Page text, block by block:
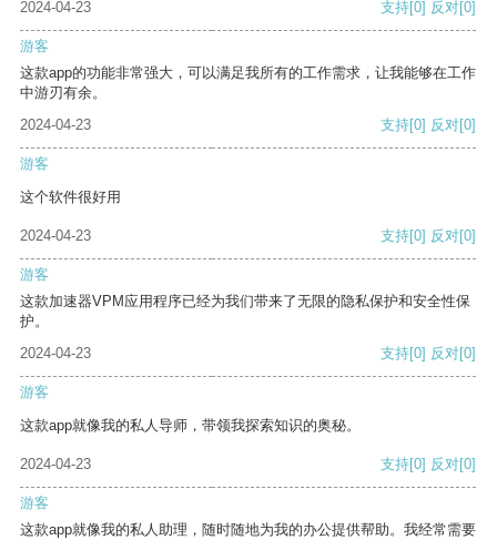
2024-04-23 支持[0] 反对[0]
游客
这款app的功能非常强大，可以满足我所有的工作需求，让我能够在工作
中游刃有余。
2024-04-23
支持[0] 反对[0]
游客
这个软件很好用
2024-04-23 支持[0] 反对[0]
游客
这款加速器VPM应用程序已经为我们带来了无限的隐私保护和安全性保
护。
2024-04-23
支持[0] 反对[0]
游客
这款app就像我的私人导师，带领我探索知识的奥秘。
2024-04-23 支持[0] 反对[0]
游客
这款app就像我的私人助理，随时随地为我的办公提供帮助。我经常需要